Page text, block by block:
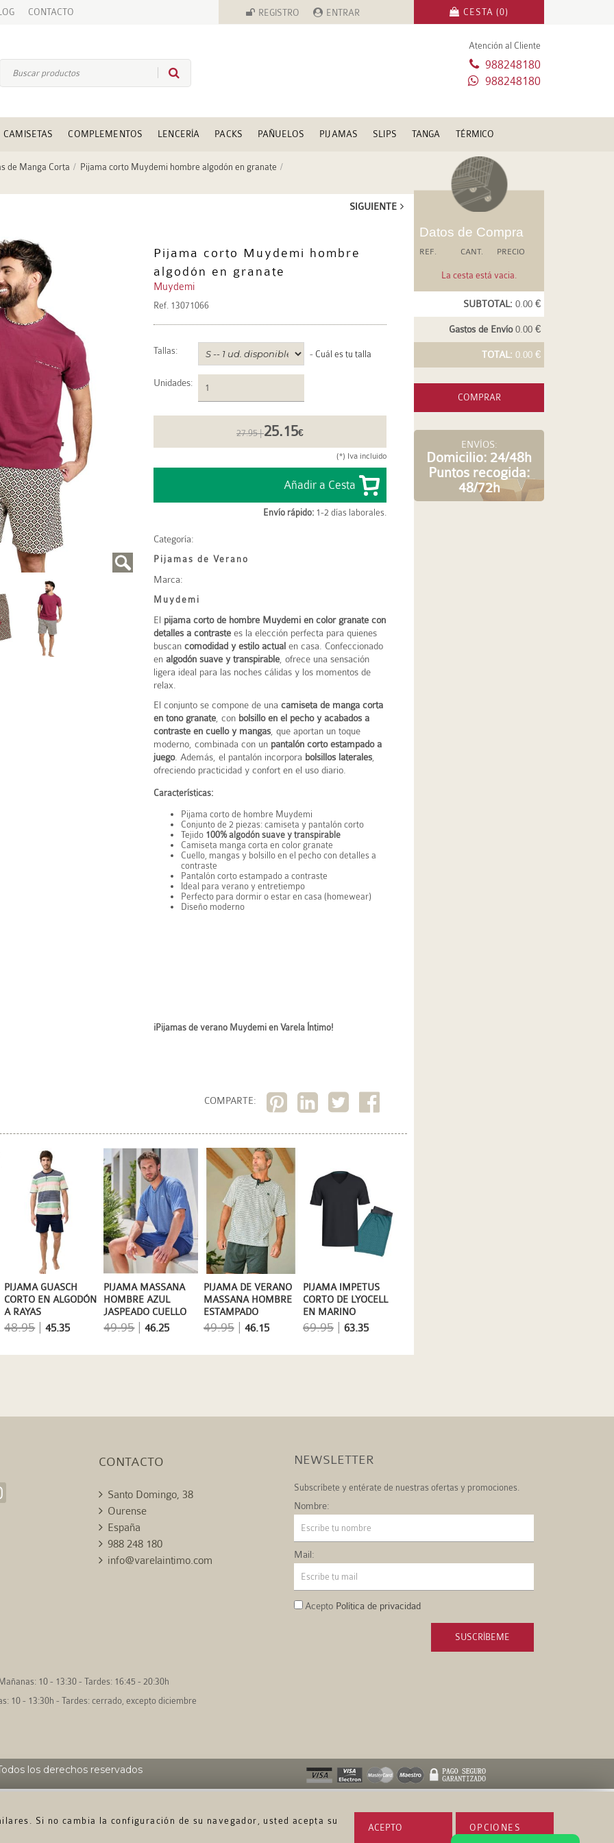
Si no cambia la configuración de su navegador, usted acepta su
ACEPTO OPCIONES
CONTACTO REGISTRO ENTRAR CESTA (0)
Atención al Cliente
988248180
988248180
CAMISETAS COMPLEMENTOS LENCERÍA PACKS PAÑUELOS PIJAMAS SLIPS TANGA TÉRMICO
de Manga Corta Pijama corto Muydemi hombre algodón en granate
SIGUIENTE
Pijama corto Muydemi hombre
algodón en granate
Muydemi
Ref. 13071066
Tallas: - Cuál es tu talla
Unidades:
27.95 |25.15€
(*) Iva incluido
Envío rápido: 1-2 días laborales.
Categoría:
Pijamas de Verano
Marca:
Muydemi
El pijama corto de hombre Muydemi en color granate con
detalles a contraste es la elección perfecta para quienes
buscan comodidad y estilo actual en casa. Confeccionado
en algodón suave y transpirable , ofrece una sensación
ligera ideal para las noches cálidas y los momentos de
relax.
El conjunto se compone de una camiseta de manga corta
en tono granate , con bolsillo en el pecho y acabados a
contraste en cuello y mangas , que aportan un toque
moderno, combinada con un pantalón corto estampado a
juego. Además, el pantalón incorpora bolsillos laterales
ofreciendo practicidad y confort en el uso diario.
Características:
Pijama corto de hombre Muydemi
Conjunto de 2 piezas: camiseta y pantalón corto
Tejido 100% algodón suave y transpirable
Camiseta manga corta en color granate
Cuello, mangas y bolsillo en el pecho con detalles a
contraste
Pantalón corto estampado a contraste
Ideal para verano y entretiempo
Perfecto para dormir o estar en casa (homewear)
Diseño moderno
¡Pijamas de verano Muydemi en Varela Íntimo!
COMPARTE:
PIJAMA IMPETUS
CORTO DE LYOCELL
EN MARINO
69.95| 63.35
PIJAMA DE VERANO
MASSANA HOMBRE
ESTAMPADO
GEOMÉTRICO CON
TAPETA ABOTONADA
49.95| 46.15
PIJAMA MASSANA
HOMBRE AZUL
JASPEADO CUELLO
PICO TALLAS
GRANDES 3XL 4XL
49.95|46.25
PIJAMA GUASCH
CORTO EN ALGODÓN
A RAYAS
MULTICOLOR
48.95|45.35
Datos de Compra
REF. CANT. PRECIO
La cesta está vacia.
SUBTOTAL: 0.00 €
Gastos de Envío0.00 €
TOTAL: 0.00 €
COMPRAR
ENVÍOS:
Domicilio: 24/48h
Puntos recogida:
48/72h
CONTACTO
Santo Domingo, 38
Ourense
España
988 248 180
info@varelaintimo.com
NEWSLETTER
Subscríbete y entérate de nuestras ofertas y promociones.
Nombre:
Mail:
Acepto Política de privacidad
SUSCRÍBEME
10 - 13:30 - Tardes: 16:45 - 20:30h
10 - 13:30h - Tardes: cerrado, excepto diciembre
los derechos reservados